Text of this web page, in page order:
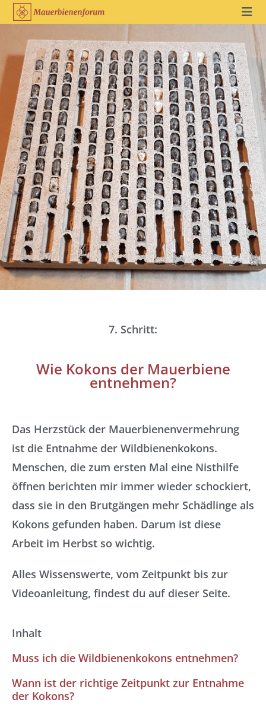
7. Schritt:
Wie Kokons der Mauerbiene
entnehmen?
Das Herzstück der Mauerbienenvermehrung
ist die Entnahme der Wildbienenkokons.
Menschen, die zum ersten Mal eine Nisthilfe
öffnen berichten mir immer wieder schockiert,
dass sie in den Brutgängen mehr Schädlinge als
Kokons gefunden haben. Darum ist diese
Arbeit im Herbst so wichtig.
Alles Wissenswerte, vom Zeitpunkt bis zur
Videoanleitung, findest du auf dieser Seite.
Inhalt
Muss ich die Wildbienenkokons entnehmen?
Wann ist der richtige Zeitpunkt zur Entnahme
der Kokons?